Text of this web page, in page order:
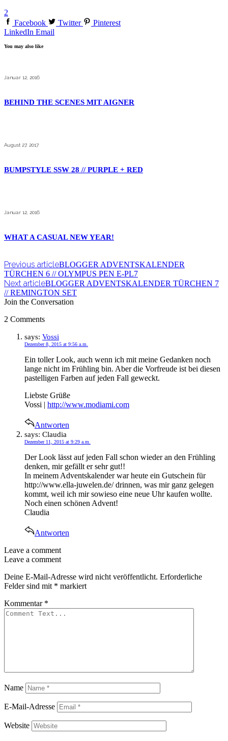
2
Facebook
Twitter
Pinterest
LinkedIn Email
You may also like
Januar 12, 2016
BEHIND THE SCENES MIT AIGNER
August 27, 2017
BUMPSTYLE SSW 28 // PURPLE + RED
Januar 12, 2016
WHAT A CASUAL NEW YEAR!
Previous articleBLOGGER ADVENTSKALENDER
TÜRCHEN 6 // OLYMPUS PEN E-PL7
Next articleBLOGGER ADVENTSKALENDER TÜRCHEN 7
// REMINGTON SET
Join the Conversation
2 Comments
says: Vossi
Dezember 8, 2015 at 9:56 a.m.
Ein toller Look, auch wenn ich mit meine Gedanken noch
lange nicht im Frühling bin. Aber die Vorfreude ist bei diesen
pastelligen Farben auf jeden Fall geweckt.
Liebste Grüße
Vossi | http://www.modiami.com
Antworten
says: Claudia
Dezember 11, 2015 at 9:29 a.m.
Der Look lässt auf jeden Fall schon wieder an den Frühling
denken, mir gefällt er sehr gut!!
In meinem Adventskalender war heute ein Gutschein für
http://www.ella-juwelen.de/drinnen, was mir ganz gelegen
kommt, weil ich mir sowieso eine neue Uhr kaufen wollte.
Noch einen schönen Advent!
Claudia
Antworten
Leave a comment
Leave a comment
Deine E-Mail-Adresse wird nicht veröffentlicht. Erforderliche
Felder sind mit * markiert
Kommentar *
Name
E-Mail-Adresse
Website